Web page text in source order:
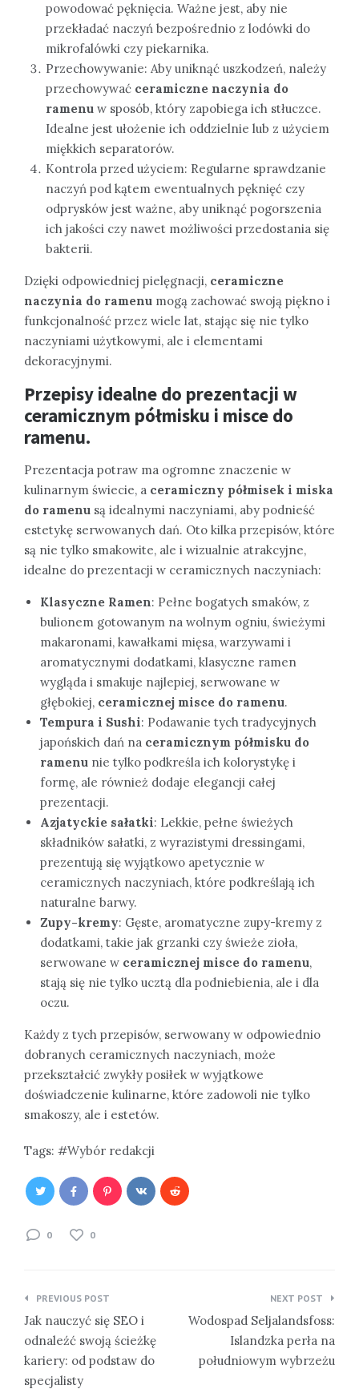
powodować pęknięcia. Ważne jest, aby nie
przekładać naczyń bezpośrednio z lodówki do
mikrofalówki czy piekarnika.
Przechowywanie: Aby uniknąć uszkodzeń, należy
przechowywać ceramiczne naczynia do
ramenu w sposób, który zapobiega ich stłuczce.
Idealne jest ułożenie ich oddzielnie lub z użyciem
miękkich separatorów.
Kontrola przed użyciem: Regularne sprawdzanie
naczyń pod kątem ewentualnych pęknięć czy
odprysków jest ważne, aby uniknąć pogorszenia
ich jakości czy nawet możliwości przedostania się
bakterii.
Dzięki odpowiedniej pielęgnacji, ceramiczne
naczynia do ramenu mogą zachować swoją piękno i
funkcjonalność przez wiele lat, stając się nie tylko
naczyniami użytkowymi, ale i elementami
dekoracyjnymi.
Przepisy idealne do prezentacji w
ceramicznym półmisku i misce do
ramenu.
Prezentacja potraw ma ogromne znaczenie w
kulinarnym świecie, a ceramiczny półmisek i miska
do ramenu są idealnymi naczyniami, aby podnieść
estetykę serwowanych dań. Oto kilka przepisów, które
są nie tylko smakowite, ale i wizualnie atrakcyjne,
idealne do prezentacji w ceramicznych naczyniach:
Klasyczne Ramen: Pełne bogatych smaków, z
bulionem gotowanym na wolnym ogniu, świeżymi
makaronami, kawałkami mięsa, warzywami i
aromatycznymi dodatkami, klasyczne ramen
wygląda i smakuje najlepiej, serwowane w
głębokiej, ceramicznej misce do ramenu.
Tempura i Sushi: Podawanie tych tradycyjnych
japońskich dań na ceramicznym półmisku do
ramenu nie tylko podkreśla ich kolorystykę i
formę, ale również dodaje elegancji całej
prezentacji.
Azjatyckie sałatki: Lekkie, pełne świeżych
składników sałatki, z wyrazistymi dressingami,
prezentują się wyjątkowo apetycznie w
ceramicznych naczyniach, które podkreślają ich
naturalne barwy.
Zupy-kremy: Gęste, aromatyczne zupy-kremy z
dodatkami, takie jak grzanki czy świeże zioła,
serwowane w ceramicznej misce do ramenu,
stają się nie tylko ucztą dla podniebienia, ale i dla
oczu.
Każdy z tych przepisów, serwowany w odpowiednio
dobranych ceramicznych naczyniach, może
przekształcić zwykły posiłek w wyjątkowe
doświadczenie kulinarne, które zadowoli nie tylko
smakoszy, ale i estetów.
Tags: Wybór redakcji
0 0
Nawigacja
wpisu
PREVIOUS POST
Jak nauczyć się SEO i
odnaleźć swoją ścieżkę
kariery: od podstaw do
specjalisty
NEXT POST
Wodospad Seljalandsfoss:
Islandzka perła na
południowym wybrzeżu